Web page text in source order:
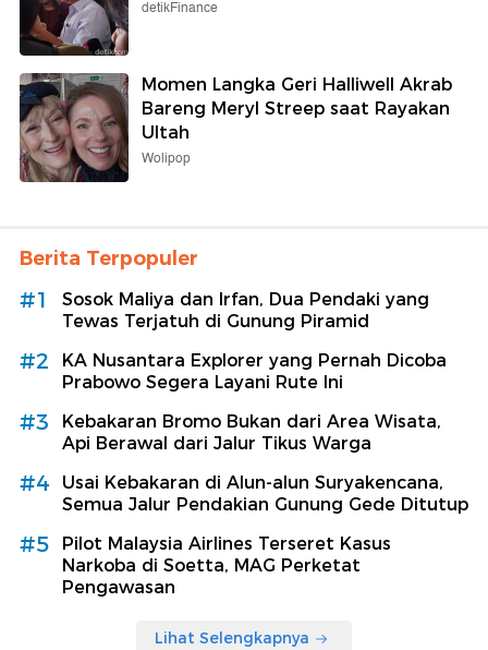
detikFinance
Momen Langka Geri Halliwell Akrab
Bareng Meryl Streep saat Rayakan
Ultah
Wolipop
Berita Terpopuler
#1
Sosok Maliya dan Irfan, Dua Pendaki yang
Tewas Terjatuh di Gunung Piramid
#2
KA Nusantara Explorer yang Pernah Dicoba
Prabowo Segera Layani Rute Ini
#3
Kebakaran Bromo Bukan dari Area Wisata,
Api Berawal dari Jalur Tikus Warga
#4
Usai Kebakaran di Alun-alun Suryakencana,
Semua Jalur Pendakian Gunung Gede Ditutup
#5
Pilot Malaysia Airlines Terseret Kasus
Narkoba di Soetta, MAG Perketat
Pengawasan
Lihat Selengkapnya